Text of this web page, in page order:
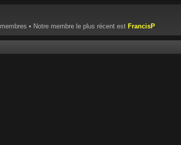
membres • Notre membre le plus récent est FrancisP